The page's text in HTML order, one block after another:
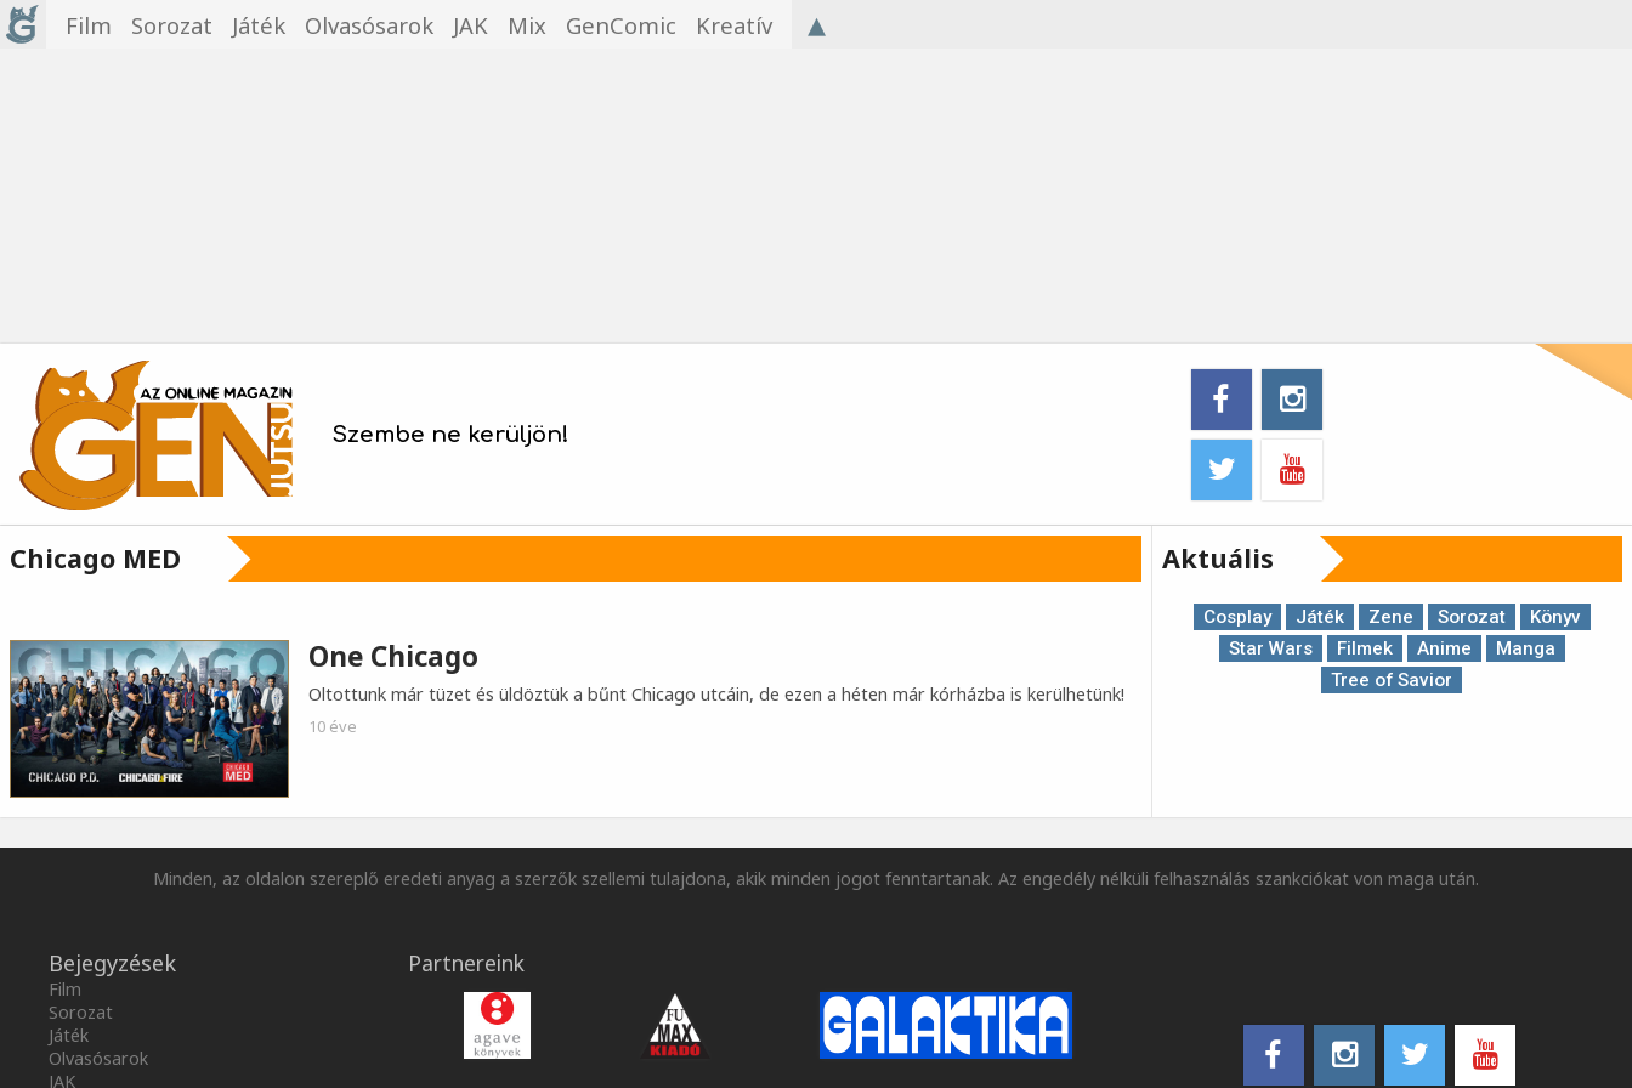
Film Sorozat Játék Olvasósarok JAK Mix GenComic Kreatív ▴
Szembe ne kerüljön!
Chicago MED
One Chicago
Oltottunk már tüzet és üldöztük a bűnt Chicago utcáin, de ezen a héten már kórházba is kerülhetünk!
10 éve
Aktuális
Cosplay Játék Zene Sorozat
Könyv
Star Wars
Filmek Anime
Manga
Tree of Savior
Minden, az oldalon szereplő eredeti anyag a szerzők szellemi tulajdona, akik minden jogot fenntartanak. Az engedély nélküli felhasználás szankciókat von maga után.
Bejegyzések
Film
Sorozat
Játék
Olvasósarok
JAK
Partnereink